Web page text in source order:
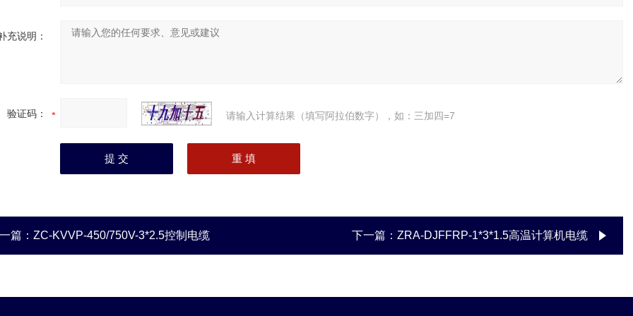
充说明：
验证码： 请输入计算结果（填写阿拉伯数字），如：三加四=7
篇： ZC-KVVP-450/750V-3*2.5控制电缆 下一篇： ZRA-DJFFRP-1*3*1.5高温计算机电缆